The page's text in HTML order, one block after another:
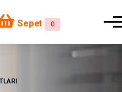
Blog
Sepet 0